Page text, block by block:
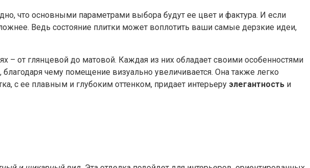
что основными параметрами выбора будут ее цвет и фактура. И если
Ведь состояние плитки может воплотить ваши самые дерзкие идеи,
– от глянцевой до матовой. Каждая из них обладает своими особенностями
чему помещение визуально увеличивается. Она также легко
с ее плавным и глубоким оттенком, придает интерьеру элегантность и